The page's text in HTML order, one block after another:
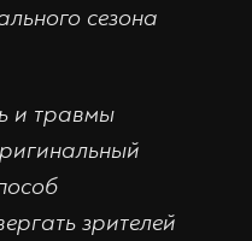
сезона
и травмы
зрителей